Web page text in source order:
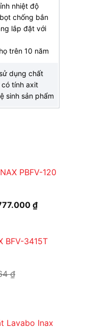
nhiệt độ
chống bắn
lắp đặt với
trên 10 năm
dụng chất
tính axit
sinh sản phẩm
PBFV-120
₫.
₫Giá
là:
BFV-3415T
₫
Lavabo Inax